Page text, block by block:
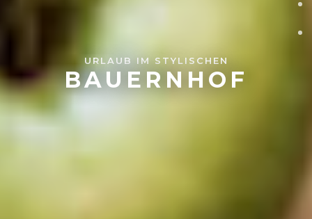
URLAUB IM STYLISCHEN
BAUERNHOF